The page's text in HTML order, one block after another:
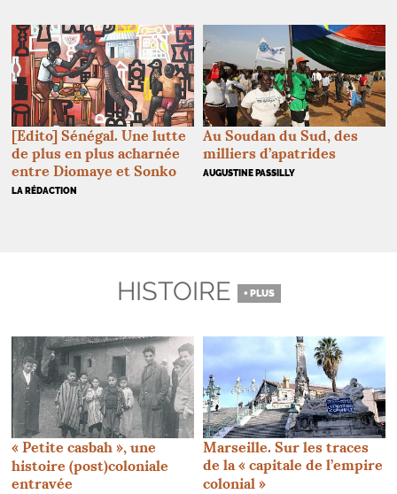
[Edito] Sénégal. Une lutte
de plus en plus acharnée
entre Diomaye et Sonko
LA RÉDACTION
Au Soudan du Sud, des
milliers d’apatrides
AUGUSTINE PASSILLY
HISTOIRE + PLUS
« Petite casbah », une
histoire (post)coloniale
entravée
Marseille. Sur les traces
de la « capitale de l’empire
colonial »